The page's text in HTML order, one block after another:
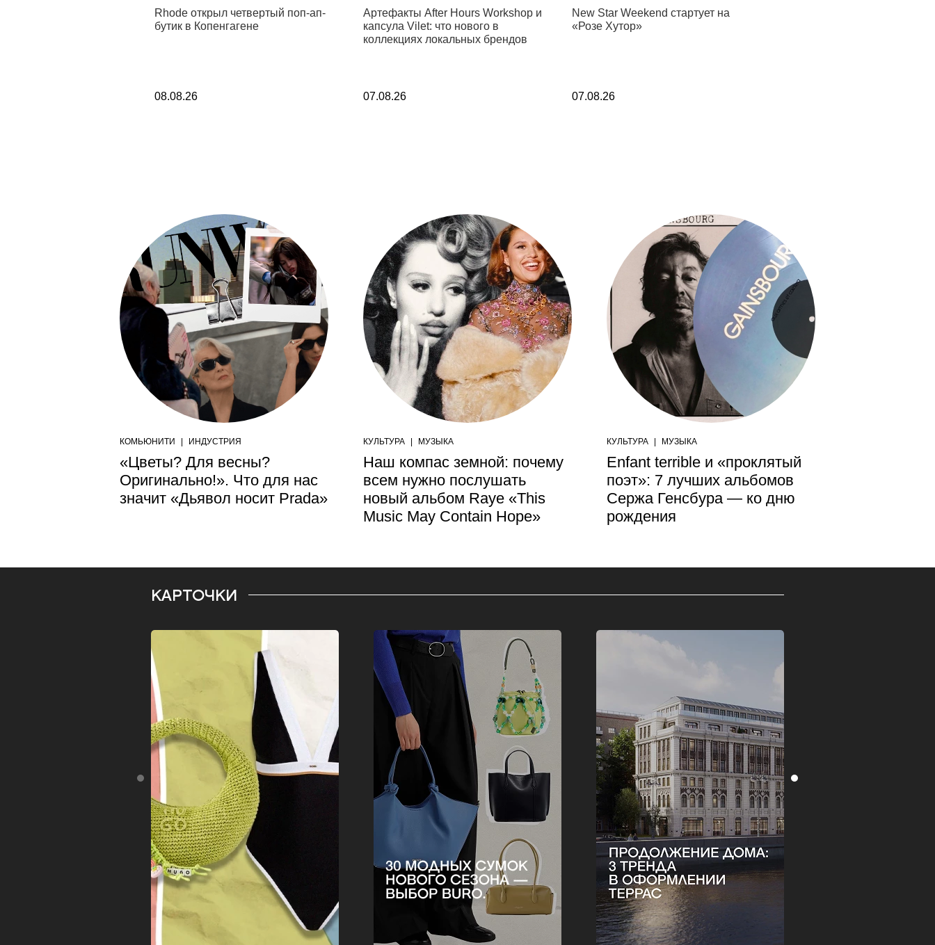
Rhode открыл четвертый поп-ап-
бутик в Копенгагене
08.08.26
Артефакты After Hours Workshop и
капсула Vilet: что нового в
коллекциях локальных брендов
07.08.26
New Star Weekend стартует на
«Розе Хутор»
07.08.26
КОМЬЮНИТИ ИНДУСТРИЯ
«Цветы? Для весны?
Оригинально!». Что для нас
значит «Дьявол носит Prada»
КУЛЬТУРА МУЗЫКА
Наш компас земной: почему
всем нужно послушать
новый альбом Raye «This
Music May Contain Hope»
КУЛЬТУРА МУЗЫКА
Enfant terrible и «проклятый
поэт»: 7 лучших альбомов
Сержа Генсбура — ко дню
рождения
КАРТОЧКИ